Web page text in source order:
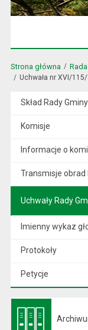
Strona główna
Uchwała nr XVI/
Skład Rady Gminy
Komisje
Informacje o
Transmisje obrad
Uchwały Rady
Imienny wykaz
Protokoły
Petycje